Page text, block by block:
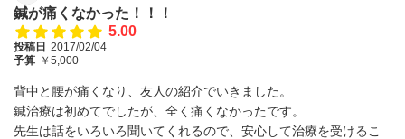
鍼が痛くなかった！！！
5.00
投稿日 2017/02/04
予算 ￥5,000
背中と腰が痛くなり、友人の紹介でいきました。
鍼治療は初めてでしたが、全く痛くなかったです。
先生は話をいろいろ聞いてくれるので、安心して治療を受けるこ